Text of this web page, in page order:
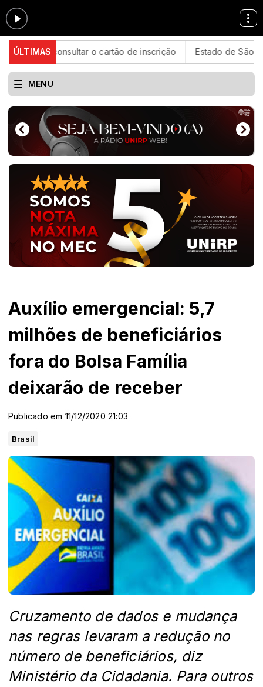
ÚLTIMAS
consultar o cartão de inscrição Estado de São Paulo
MENU
Auxílio emergencial: 5,7
milhões de beneficiários
fora do Bolsa Família
deixarão de receber
Publicado em 11/12/2020 21:03
Brasil
Cruzamento de dados e mudança
nas regras levaram a redução no
número de beneficiários, diz
Ministério da Cidadania. Para outros